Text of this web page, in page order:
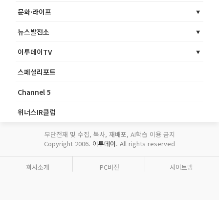
문화·라이프
뉴스발전소
이투데이TV
스페셜리포트
Channel 5
위너스IR클럽
무단전재 및 수집, 복사, 재배포, AI학습 이용 금지
Copyright 2006. 이투데이. All rights reserved
회사소개 PC버전 사이트맵